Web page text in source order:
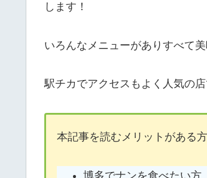
します！
いろんなメニューがありすべて
駅チカでアクセスもよく人気の店
本記事を読むメリットがある方
博多でナンを食べたい方